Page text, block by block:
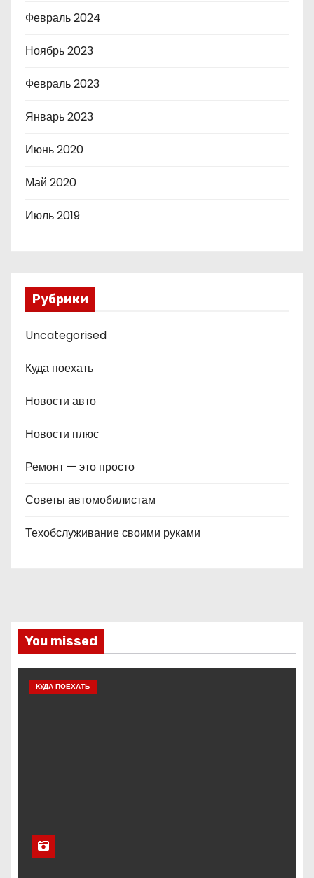
Февраль 2024
Ноябрь 2023
Февраль 2023
Январь 2023
Июнь 2020
Май 2020
Июль 2019
Рубрики
Uncategorised
Куда поехать
Новости авто
Новости плюс
Ремонт — это просто
Советы автомобилистам
Техобслуживание своими руками
You missed
КУДА ПОЕХАТЬ